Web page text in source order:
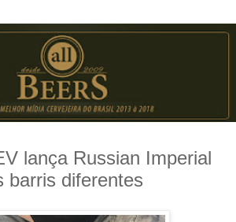
lança Russian Imperial
barris diferentes